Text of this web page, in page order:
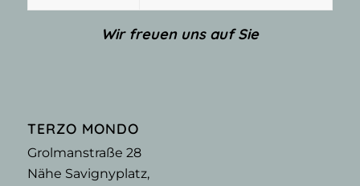
Wir freuen uns auf Sie
TERZO MONDO
Grolmanstraße 28
Nähe Savignyplatz,